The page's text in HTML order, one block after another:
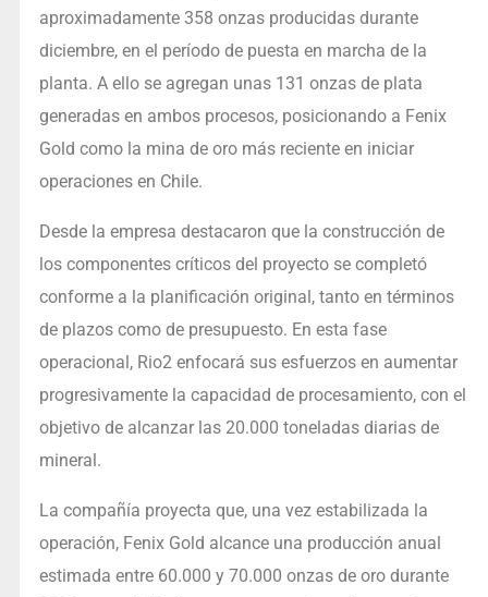
aproximadamente 358 onzas producidas durante
diciembre, en el período de puesta en marcha de la
planta. A ello se agregan unas 131 onzas de plata
generadas en ambos procesos, posicionando a Fenix
Gold como la mina de oro más reciente en iniciar
operaciones en Chile.
Desde la empresa destacaron que la construcción de
los componentes críticos del proyecto se completó
conforme a la planificación original, tanto en términos
de plazos como de presupuesto. En esta fase
operacional, Rio2 enfocará sus esfuerzos en aumentar
progresivamente la capacidad de procesamiento, con el
objetivo de alcanzar las 20.000 toneladas diarias de
mineral.
La compañía proyecta que, una vez estabilizada la
operación, Fenix Gold alcance una producción anual
estimada entre 60.000 y 70.000 onzas de oro durante